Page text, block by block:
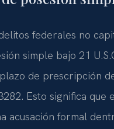
federales no
simple bajo 21
de prescripción
Esto significa que
acusación formal